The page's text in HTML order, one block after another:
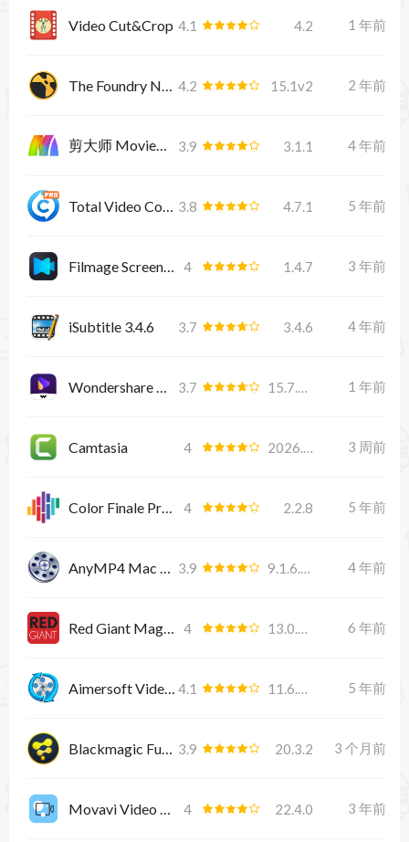
Video Cut&Crop 4.1 4.2 1 年前
The Foundry Nuke Studio 4.2 15.1v2 2 年前
3.9 3.1.1 4 年前
Total Video Converter Pro 4.7.1 3.8 4.7.1 5 年前
Filmage Screen 1.4.7 4 1.4.7 3 年前
iSubtitle ‪3.4.6 3.7 3.4.6 4 年前
Wondershare UniConverter 3.7 1 年前
Camtasia 4 3 周前
Color Finale Pro 2.2.8 4 2.2.8 5 年前
AnyMP4 Mac Video Converter Ultimate 9.1.6 3.9 4 年前
Red Giant Magic Bullet Suite 13.0.17 4 6 年前
Aimersoft Video Converter Ultimate 11.6.6.1 4.1 5 年前
Blackmagic Fusion Studio 3.9 20.3.2 3 个月前
Movavi Video Editor Plus 2022 4 22.4.0 3 年前